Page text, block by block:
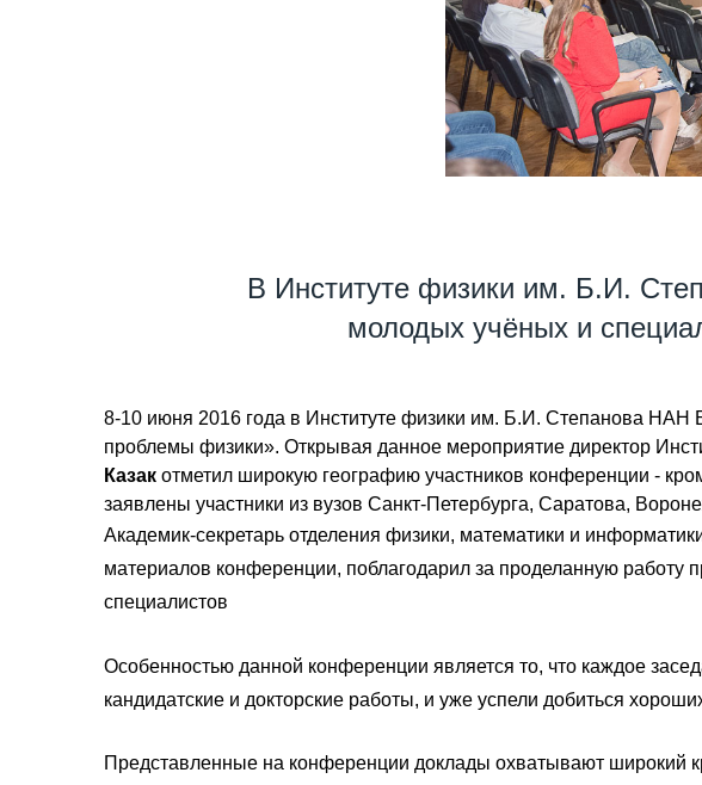
В Институте физики им. Б.И.
молодых учёных и
8-10 июня 2016 года в Институте физики им. Б.И. Степанова
проблемы физики». Открывая данное мероприятие директор
Казак отметил широкую географию участников конференции -
заявлены участники из вузов Санкт-Петербурга, Саратова,
Академик-секретарь отделения физики, математики и
материалов конференции, поблагодарил за проделанную работу
специалистов
Особенностью данной конференции является то, что каждое
кандидатские и докторские работы, и уже успели добиться
Представленные на конференции доклады охватывают широкий